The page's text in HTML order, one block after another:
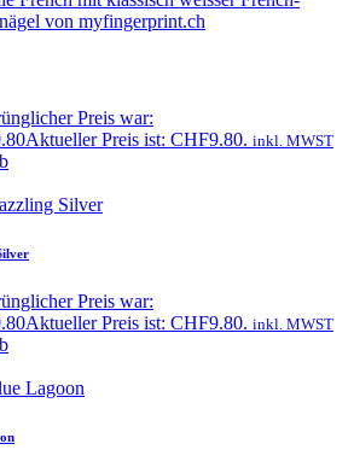
Preis war:
Aktueller Preis ist: CHF9.80. inkl. MWST
Preis war:
Aktueller Preis ist: CHF9.80. inkl. MWST